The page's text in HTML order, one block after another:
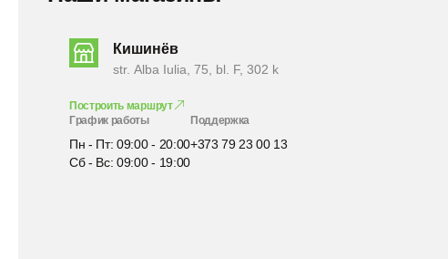
Кишинёв
str. Alba Iulia, 75, bl. F, 302 k
Построить маршрут
График работы
Пн - Пт: 09:00 - 20:00
Сб - Вс: 09:00 - 19:00
Поддержка
+373 79 23 00 13